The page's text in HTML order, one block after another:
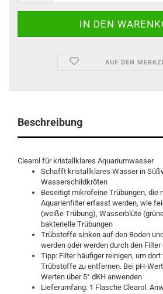
AUF DEN
Beschreibung
Clearol für kristallklares Aquariumwasser
Schafft kristallklares Wasser in
Wasserschildkröten
Beseitigt mikrofeine Trübungen, die
Aquarienfilter erfasst werden, wie
(weiße Trübung), Wasserblüte
bakterielle Trübungen
Trübstoffe sinken auf den Boden
werden oder werden durch den
Tipp: Filter häufiger reinigen, um
Trübstoffe zu entfernen. Bei pH-
Werten über 5° dKH anwenden
Lieferumfang: 1 Flasche Clearol.